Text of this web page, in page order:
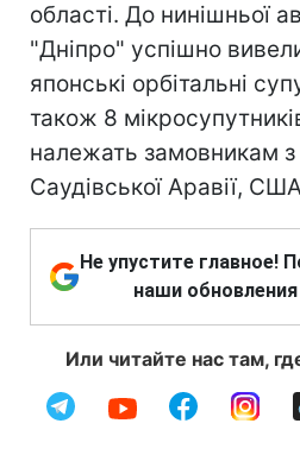
області. До нинішньої
"Дніпро" успішно
японські орбітальні
також 8
належать замовникам з
Саудівської Аравії, США
Не упустите главное!
наши
Или читайте нас там,